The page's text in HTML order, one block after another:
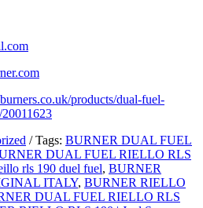
products/dual-fuel-
/ Tags: BURNER DUAL FUEL
DUAL FUEL RIELLO RLS
rls 190 duel fuel, BURNER
ITALY, BURNER RIELLO
DUAL FUEL RIELLO RLS